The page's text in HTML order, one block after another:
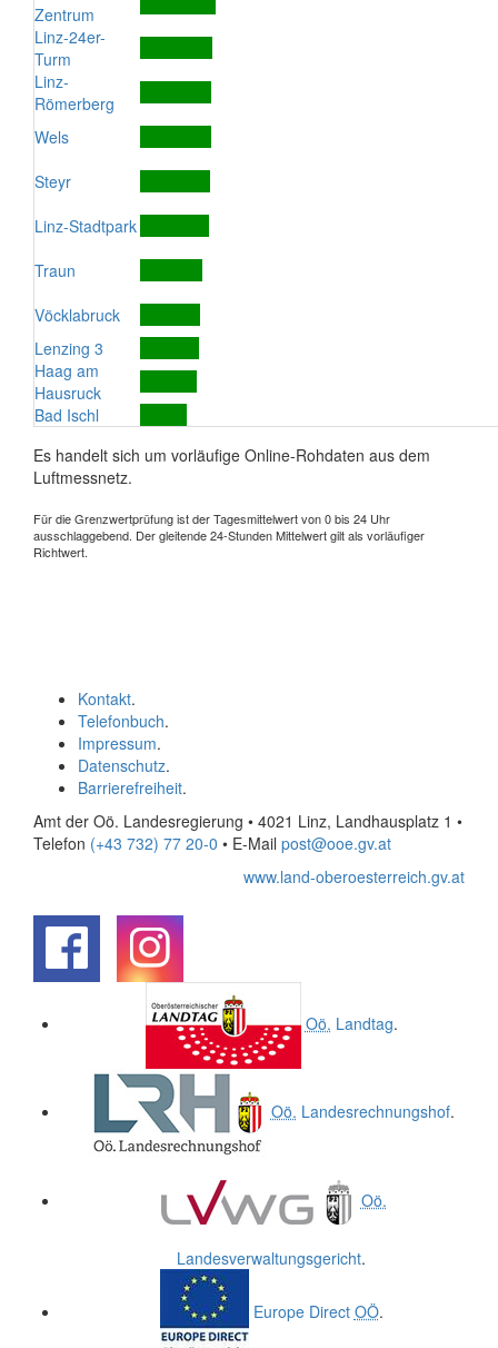
Zentrum
Linz-24er-
Turm
Linz-
Römerberg
Wels
Steyr
Linz-Stadtpark
Traun
Vöcklabruck
Lenzing 3
Haag am
Hausruck
Bad Ischl
Es handelt sich um vorläufige Online-Rohdaten aus dem
Luftmessnetz.
Für die Grenzwertprüfung ist der Tagesmittelwert von 0 bis 24 Uhr
ausschlaggebend. Der gleitende 24-Stunden Mittelwert gilt als vorläufiger
Richtwert.
Kontakt.
Telefonbuch.
Impressum.
Datenschutz.
Barrierefreiheit.
Amt der Oö. Landesregierung • 4021 Linz, Landhausplatz 1 •
Telefon (+43 732) 77 20-0 • E-Mail post@ooe.gv.at
www.land-oberoesterreich.gv.at
Oö. Landtag.
Oö. Landesrechnungshof.
Oö.
Landesverwaltungsgericht.
Europe Direct OÖ.